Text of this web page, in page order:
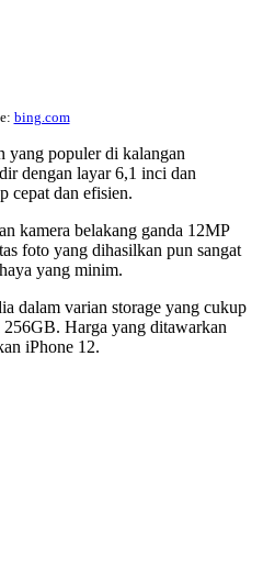
bing.com
yang populer di kalangan
dengan layar 6,1 inci dan
cepat dan efisien.
kamera belakang ganda 12MP
foto yang dihasilkan pun sangat
yang minim.
dalam varian storage yang cukup
Harga yang ditawarkan
iPhone 12.